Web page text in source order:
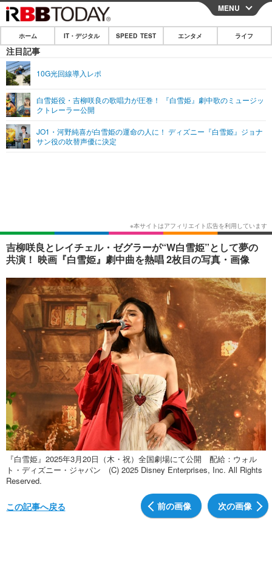
CLOSE
ホーム
IT・デジタル
ネタ
ショッピング その他
SPEED TEST
エンタメ
エンタメTOP
ショッピング その他
ライフ
MENU
ホーム IT・デジタル SPEED TEST エンタメ ライフ
注目記事
10G光回線導入レポ
白雪姫役・吉柳咲良の歌唱力が圧巻！ 『白雪姫』劇中歌のミュージッ
クトレーラー公開
JO1・河野純喜が白雪姫の運命の人に！ ディズニー『白雪姫』ジョナ
サン役の吹替声優に決定
吉柳咲良とレイチェル・ゼグラーが“W白雪姫”として夢の
共演！ 映画『白雪姫』劇中曲を熱唱 2枚目の写真・画像
『白雪姫』2025年3月20日（木・祝）全国劇場にて公開 配給：ウォル
ト・ディズニー・ジャパン (C) 2025 Disney Enterprises, Inc. All Rights
Reserved.
前の画像 次の画像
この記事へ戻る